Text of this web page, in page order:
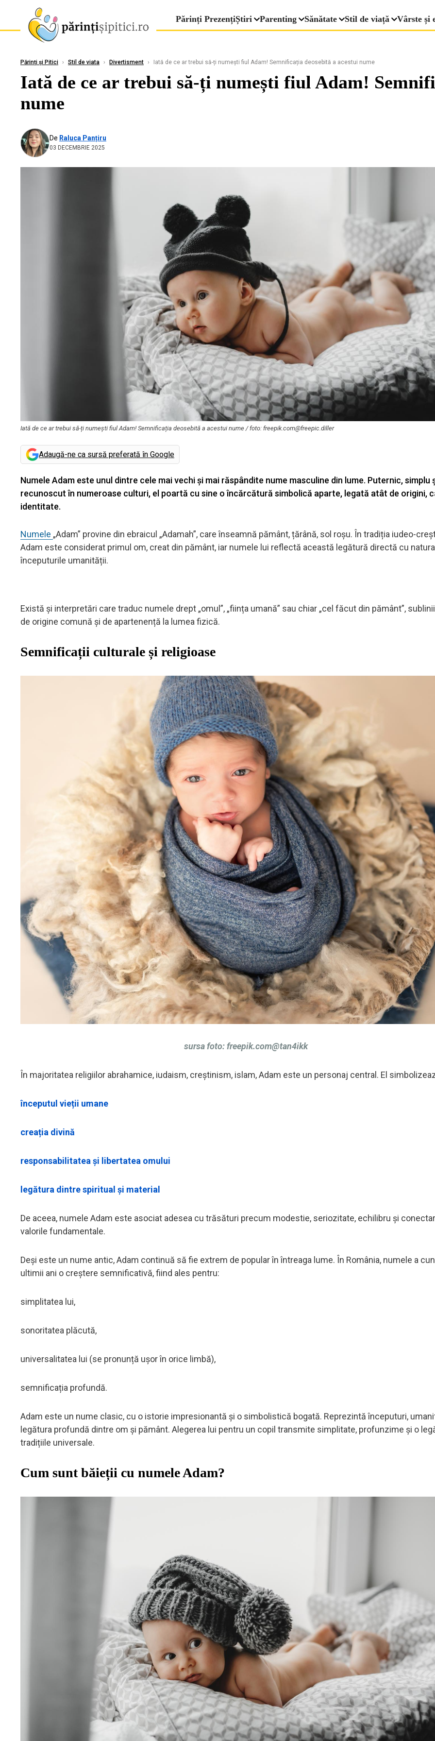
Părinți PrezențiȘtiri Parenting Sănătate Stil de viață Vârste și
Părinți și Pitici › Stil de viata › Divertisment › Iată de ce ar trebui să-ți numești fiul Adam! Semnificația deosebită a acestui nume
Iată de ce ar trebui să-ți numești fiul Adam!
nume
De Raluca Panțiru
03 DECEMBRIE 2025
Iată de ce ar trebui să-ți numești fiul Adam! Semnificația deosebită a acestui nume / foto: freepik.com@freepic.diller
Adaugă-ne ca sursă preferată în Google
Numele Adam este unul dintre cele mai vechi și mai răspândite nume masculine din lume. Puternic, simplu
recunoscut în numeroase culturi, el poartă cu sine o încărcătură simbolică aparte, legată atât de origini,
identitate.
Numele „Adam” provine din ebraicul „Adamah”, care înseamnă pământ, țărână, sol roșu. În tradiția iudeo-
Adam este considerat primul om, creat din pământ, iar numele lui reflectă această legătură directă cu
începuturile umanității.
Există și interpretări care traduc numele drept „omul”, „ființa umană” sau chiar „cel făcut din pământ”,
de origine comună și de apartenență la lumea fizică.
Semnificații culturale și religioase
sursa foto: freepik.com@tan4ikk
În majoritatea religiilor abrahamice, iudaism, creștinism, islam, Adam este un personaj central. El
începutul vieții umane
creația divină
responsabilitatea și libertatea omului
legătura dintre spiritual și material
De aceea, numele Adam este asociat adesea cu trăsături precum modestie, seriozitate, echilibru și
valorile fundamentale.
Deși este un nume antic, Adam continuă să fie extrem de popular în întreaga lume. În România, numele a
ultimii ani o creștere semnificativă, fiind ales pentru:
simplitatea lui,
sonoritatea plăcută,
universalitatea lui (se pronunță ușor în orice limbă),
semnificația profundă.
Adam este un nume clasic, cu o istorie impresionantă și o simbolistică bogată. Reprezintă începuturi,
legătura profundă dintre om și pământ. Alegerea lui pentru un copil transmite simplitate, profunzime și o
tradițiile universale.
Cum sunt băieții cu numele Adam?